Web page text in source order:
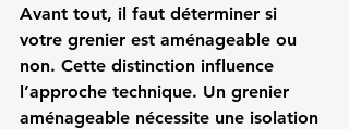
Avant tout, il faut déterminer si
votre grenier est aménageable ou
non. Cette distinction influence
l’approche technique. Un grenier
aménageable nécessite une isolation